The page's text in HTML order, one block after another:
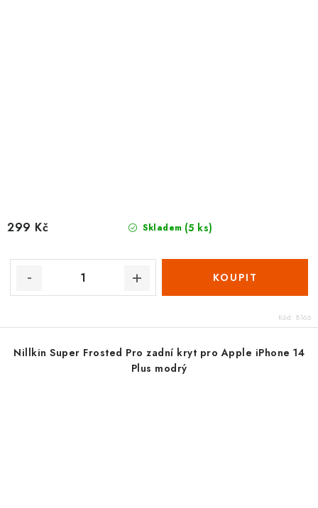
Skladem (5 ks)
299 Kč
Kód: 8166
Nillkin Super Frosted Pro zadní kryt pro Apple iPhone 14
Plus modrý